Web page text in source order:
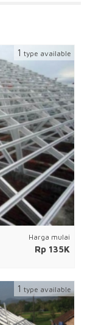
Harga mulai
Rp 135K
1 type available
1 type available